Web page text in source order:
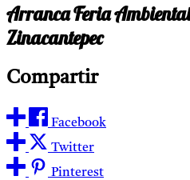
Arranca Feria
Zinacantepec
Compartir
Facebook
Twitter
Pinterest